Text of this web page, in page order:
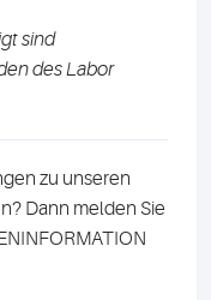
sind
des Labor
zu unseren
Dann melden Sie